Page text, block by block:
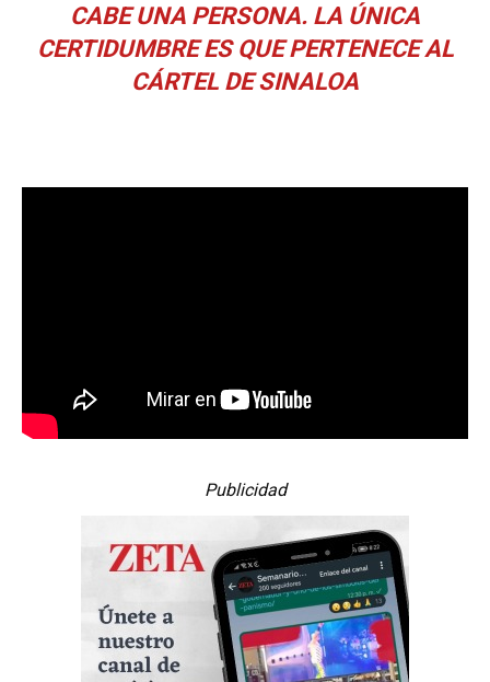
CABE UNA PERSONA. LA ÚNICA
CERTIDUMBRE ES QUE PERTENECE AL
CÁRTEL DE SINALOA
Publicidad